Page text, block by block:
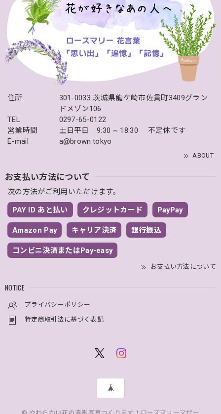
住所
301-0033 茨城県龍ケ崎市佐貫町3409グラン
ドメゾン106
TEL
0297-65-0122
営業時間
土日平日 9:30 ~ 18:30 不定休です
E-mail
a@brown.tokyo
ABOUT
お支払い方法について
次の方法がご利用いただけます。
PAY ID あと払い クレジットカード PayPay
Amazon Pay キャリア決済 銀行振込
コンビニ決済またはPay-easy
お支払い方法について
NOTICE
プライバシーポリシー
特定商取引法に基づく表記
© やわらかい花の遺影写真つくります！ローズマリーマザー